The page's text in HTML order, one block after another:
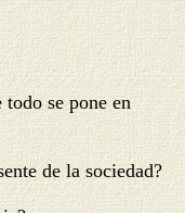
todo se pone en
de la sociedad?